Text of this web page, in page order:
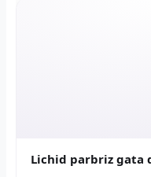
Lichid parbriz gata